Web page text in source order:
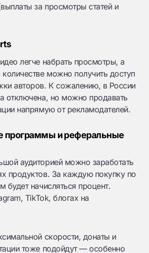
за просмотры статей и
легче набрать просмотры, а
можно получить доступ
авторов. К сожалению, в России
отключена, но можно продавать
напрямую от рекламодателей.
программы и реферальные
аудиторией можно заработать
продуктов. За каждую покупку по
будет начисляться процент.
TikTok, блогах на
скорости, донаты и
тоже подойдут — особенно